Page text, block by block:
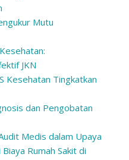
Mutu
JKN
Kesehatan Tingkatkan
dan Pengobatan
Medis dalam Upaya
Rumah Sakit di